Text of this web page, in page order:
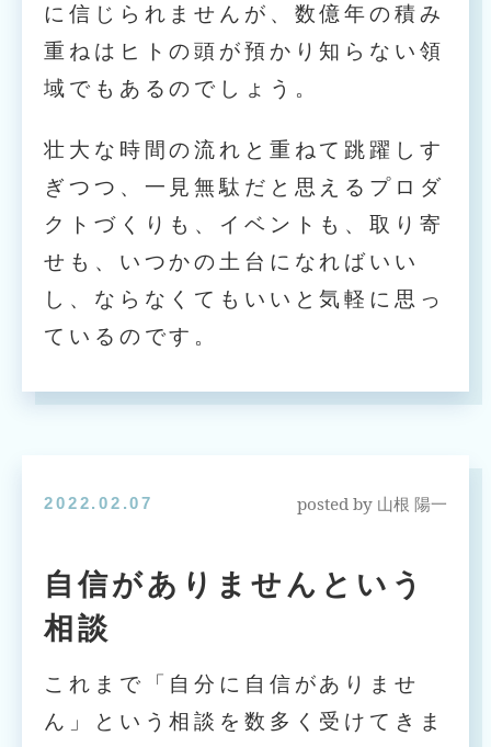
に信じられませんが、数億年の積み
重ねはヒトの頭が預かり知らない領
域でもあるのでしょう。
壮大な時間の流れと重ねて跳躍しす
ぎつつ、一見無駄だと思えるプロダ
クトづくりも、イベントも、取り寄
せも、いつかの土台になればいい
し、ならなくてもいいと気軽に思っ
ているのです。
2022.02.07 posted by 山根 陽一
自信がありませんという
相談
これまで「自分に自信がありませ
ん」という相談を数多く受けてきま